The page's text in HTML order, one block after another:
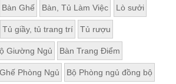
Bàn Ghế Bàn, Tủ Làm Việc Lò sưởi
Tủ giầy, tủ trang trí Tủ rượu
Giường Ngủ Bàn Trang Điểm
Phòng Ngủ Bộ Phòng ngủ đồng bộ